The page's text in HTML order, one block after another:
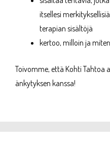
itsellesi merkityksellisiä
terapian sisältöjä
kertoo, milloin ja
Toivomme, että Kohti Tahtoa
änkytyksen kanssa!